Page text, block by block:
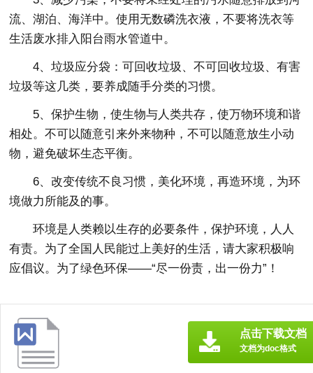
流、湖泊、海洋中。使用无数磷洗衣液，不要将洗衣等
生活废水排入阳台雨水管道中。
4、垃圾应分袋：可回收垃圾、不可回收垃圾、有害
垃圾等这几类，要养成随手分类的习惯。
5、保护生物，使生物与人类共存，使万物环境和谐
相处。不可以随意引来外来物种，不可以随意放生小动
物，避免破坏生态平衡。
6、改变传统不良习惯，美化环境，再造环境，为环
境做力所能及的事。
环境是人类赖以生存的必要条件，保护环境，人人
有责。为了全国人民能过上美好的生活，请大家积极响
应倡议。为了绿色环保——“尽一份责，出一份力”！
点击下载文档
文档为doc格式